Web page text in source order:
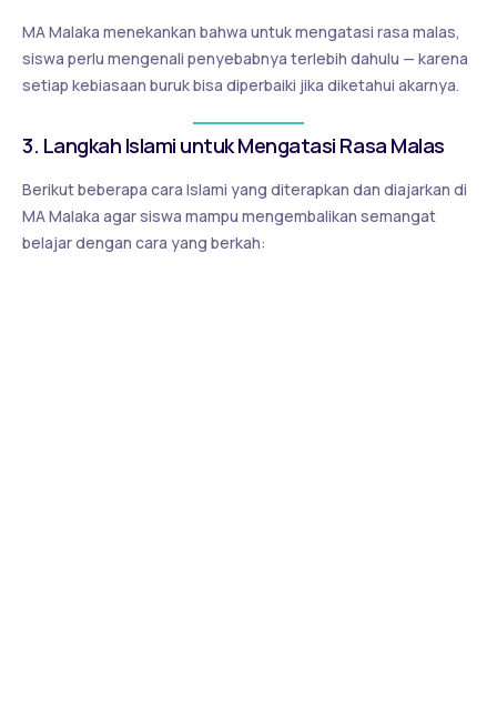
MA Malaka menekankan bahwa untuk mengatasi rasa malas,
siswa perlu mengenali penyebabnya terlebih dahulu — karena
setiap kebiasaan buruk bisa diperbaiki jika diketahui akarnya.
3. Langkah Islami untuk Mengatasi Rasa Malas
Berikut beberapa cara Islami yang diterapkan dan diajarkan di
MA Malaka agar siswa mampu mengembalikan semangat
belajar dengan cara yang berkah: